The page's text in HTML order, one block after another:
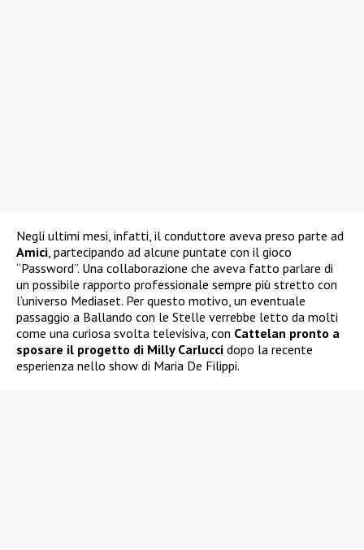
Negli ultimi mesi, infatti, il conduttore aveva preso parte ad
Amici, partecipando ad alcune puntate con il gioco
“Password”. Una collaborazione che aveva fatto parlare di
un possibile rapporto professionale sempre più stretto con
l’universo Mediaset. Per questo motivo, un eventuale
passaggio a Ballando con le Stelle verrebbe letto da molti
come una curiosa svolta televisiva, con Cattelan pronto a
sposare il progetto di Milly Carlucci dopo la recente
esperienza nello show di Maria De Filippi.